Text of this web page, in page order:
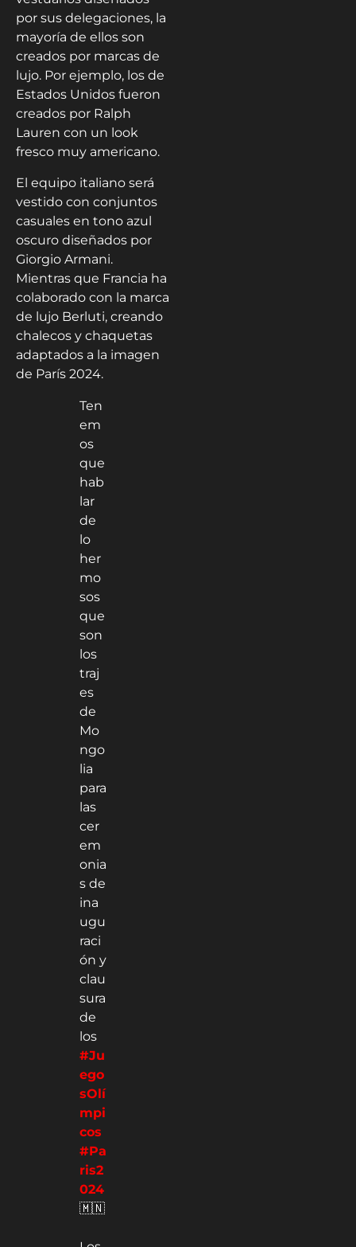
por sus delegaciones, la
mayoría de ellos son
creados por marcas de
lujo. Por ejemplo, los de
Estados Unidos fueron
creados por Ralph
Lauren con un look
fresco muy americano.
El equipo italiano será
vestido con conjuntos
casuales en tono azul
oscuro diseñados por
Giorgio Armani.
Mientras que Francia ha
colaborado con la marca
de lujo Berluti, creando
chalecos y chaquetas
adaptados a la imagen
de París 2024.
Ten
em
os
que
hab
lar
de
lo
her
mo
sos
que
son
los
traj
es
de
Mo
ngo
lia
para
las
cer
em
onia
s de
ina
ugu
raci
ón y
clau
sura
de
los
#Ju
ego
sOlí
mpi
cos
#Pa
ris2
024
🇲🇳